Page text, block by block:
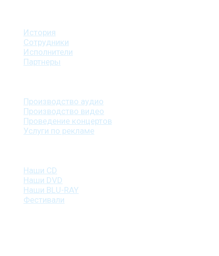
История
Сотрудники
Исполнители
Партнеры
Производство аудио
Производство видео
Проведение концертов
Услуги по рекламе
Наши CD
Наши DVD
Наши BLU-RAY
Фестивали